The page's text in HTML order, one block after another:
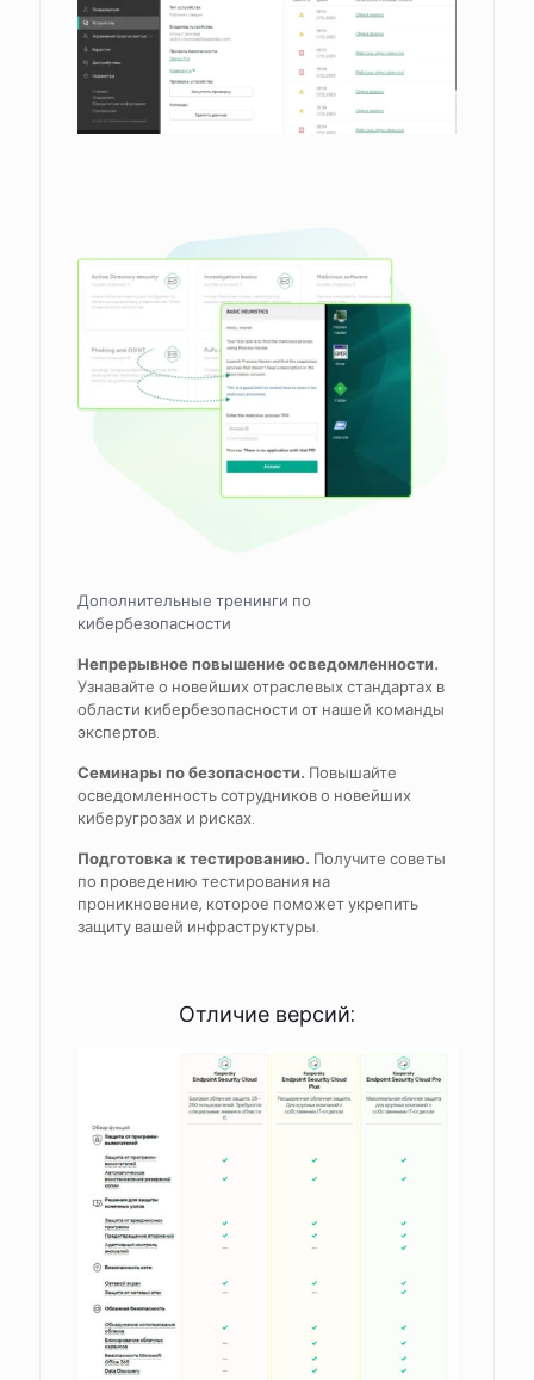
Дополнительные тренинги по
кибербезопасности
Непрерывное повышение осведомленности.
Узнавайте о новейших отраслевых стандартах в
области кибербезопасности от нашей команды
экспертов.
Семинары по безопасности. Повышайте
осведомленность сотрудников о новейших
киберугрозах и рисках.
Подготовка к тестированию. Получите советы
по проведению тестирования на
проникновение, которое поможет укрепить
защиту вашей инфраструктуры.
Отличие версий: